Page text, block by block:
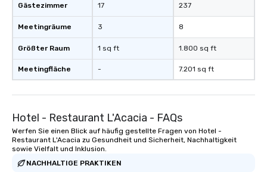
Gästezimmer
Meetingräume
Größter Raum
Meetingfläche
17
3
1 sq ft
-
237
8
1.800 sq ft
7.201 sq ft
Hotel - Restaurant L'Acacia - FAQs
Werfen Sie einen Blick auf häufig gestellte Fragen von Hotel -
Restaurant L'Acacia zu Gesundheit und Sicherheit, Nachhaltigkeit
sowie Vielfalt und Inklusion.
NACHHALTIGE PRAKTIKEN